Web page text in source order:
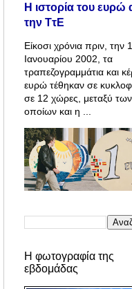
Η ιστορία του ευρώ
την ΤτΕ
Είκοσι χρόνια πριν, την
Ιανουαρίου 2002, τα
τραπεζογραμμάτια και
ευρώ τέθηκαν σε
σε 12 χώρες, μεταξύ των
οποίων και η ...
Η φωτογραφία της
εβδομάδας